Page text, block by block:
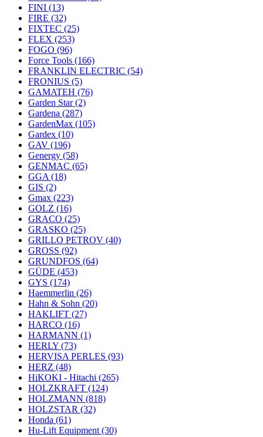
FINI (13)
FIRE (32)
FIXTEC (25)
FLEX (253)
FOGO (96)
Force Tools (166)
FRANKLIN ELECTRIC (54)
FRONIUS (5)
GAMATEH (76)
Garden Star(2)
Gardena (287)
GardenMax (105)
Gardex (10)
GAV (196)
Genergy (58)
GENMAC (65)
GGA (18)
GIS (2)
Gmax (223)
GOLZ (16)
GRACO (25)
GRASKO (25)
GRILLO PETROV (40)
GROSS (92)
GRUNDFOS (64)
GÜDE (453)
GYS (174)
Haemmerlin (26)
Hahn & Sohn (20)
HAKLIFT (27)
HARCO (16)
HARMANN (1)
HERLY (73)
HERVISA PERLES (93)
HERZ (48)
HiKOKI - Hitachi (265)
HOLZKRAFT (124)
HOLZMANN (818)
HOLZSTAR (32)
Honda (61)
Hu-Lift Equipment (30)